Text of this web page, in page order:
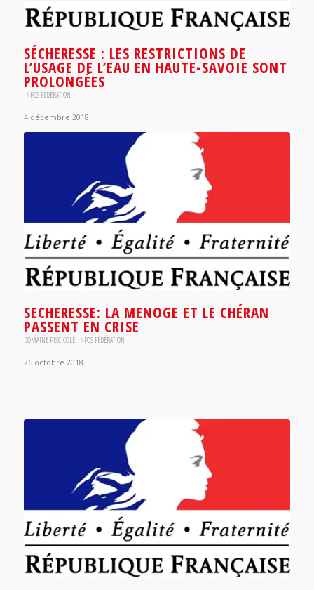
SÉCHERESSE : LES RESTRICTIONS DE
L’USAGE DE L’EAU EN HAUTE-SAVOIE SONT
PROLONGÉES
INFOS FÉDÉRATION
4 décembre 2018
SECHERESSE: LA MENOGE ET LE CHÉRAN
PASSENT EN CRISE
DOMAINE PISCICOLE, INFOS FÉDÉRATION
26 octobre 2018